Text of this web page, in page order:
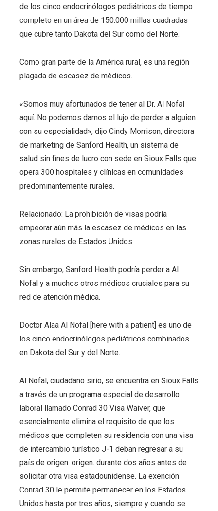
de los cinco endocrinólogos pediátricos de tiempo
completo en un área de 150.000 millas cuadradas
que cubre tanto Dakota del Sur como del Norte.
Como gran parte de la América rural, es una región
plagada de escasez de médicos.
«Somos muy afortunados de tener al Dr. Al Nofal
aquí. No podemos darnos el lujo de perder a alguien
con su especialidad», dijo Cindy Morrison, directora
de marketing de Sanford Health, un sistema de
salud sin fines de lucro con sede en Sioux Falls que
opera 300 hospitales y clínicas en comunidades
predominantemente rurales.
Relacionado: La prohibición de visas podría
empeorar aún más la escasez de médicos en las
zonas rurales de Estados Unidos
Sin embargo, Sanford Health podría perder a Al
Nofal y a muchos otros médicos cruciales para su
red de atención médica.
Doctor Alaa Al Nofal [here with a patient] es uno de
los cinco endocrinólogos pediátricos combinados
en Dakota del Sur y del Norte.
Al Nofal, ciudadano sirio, se encuentra en Sioux Falls
a través de un programa especial de desarrollo
laboral llamado Conrad 30 Visa Waiver, que
esencialmente elimina el requisito de que los
médicos que completen su residencia con una visa
de intercambio turístico J-1 deban regresar a su
país de origen. origen. durante dos años antes de
solicitar otra visa estadounidense. La exención
Conrad 30 le permite permanecer en los Estados
Unidos hasta por tres años, siempre y cuando se